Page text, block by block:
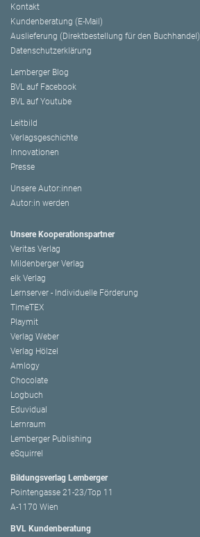
Kontakt
Kundenberatung (E-Mail)
Auslieferung (Direktbestellung für den Buchhandel)
Datenschutzerklärung
Lemberger Blog
BVL auf Facebook
BVL auf Youtube
Leitbild
Verlagsgeschichte
Innovationen
Presse
Unsere Autor:innen
Autor:in werden
Unsere Kooperationspartner
Veritas Verlag
Mildenberger Verlag
elk Verlag
Lernserver - Individuelle Förderung
TimeTEX
Playmit
Verlag Weber
Verlag Hölzel
Amlogy
Chocolate
Logbuch
Eduvidual
Lernraum
Lemberger Publishing
eSquirrel
Bildungsverlag Lemberger
Pointengasse 21-23/Top 11
A-1170 Wien
BVL Kundenberatung